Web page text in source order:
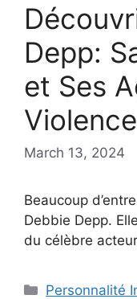
Depp:
et Ses
Violence
March 13, 2024
Beaucoup
Debbie Depp.
du célèbre
Categories
Personnalité